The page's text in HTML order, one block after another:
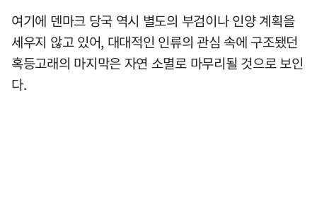
여기에 덴마크 당국 역시 별도의 부검이나 인양 계획을
세우지 않고 있어, 대대적인 인류의 관심 속에 구조됐던
혹등고래의 마지막은 자연 소멸로 마무리될 것으로 보인
다.